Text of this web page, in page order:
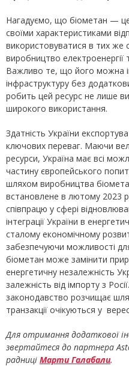
Нагадуємо, що біометан —
своїми характеристиками
використовуватися в тих же
виробництво
Важливо те, що його можна
інфраструктуру без
робить цей ресурс не лише
широкого використання.
Здатність України
ключових переваг. Маючи
ресурси, Україна має всі
частину європейського
шляхом виробництва
встановлене в лютому 2023
співпрацю у сфері
інтеграції України в
сталому економічному
забезпечуючи можливості
біометан може замінити
енергетичну незалежність
залежність від імпорту з
законодавство розчищає
транзакції очікуються у
Для отримання додаткової
звертайтеся до партнера
радниці Марти Галабали.